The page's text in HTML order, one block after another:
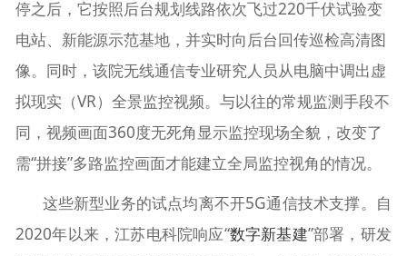
停之后，它按照后台规划线路依次飞过220千伏试验变
电站、新能源示范基地，并实时向后台回传巡检高清图
像。同时，该院无线通信专业研究人员从电脑中调出虚
拟现实（VR）全景监控视频。与以往的常规监测手段不
同，视频画面360度无死角显示监控现场全貌，改变了
需“拼接”多路监控画面才能建立全局监控视角的情况。
这些新型业务的试点均离不开5G通信技术支撑。自
2020年以来，江苏电科院响应“数字新基建”部署，研发